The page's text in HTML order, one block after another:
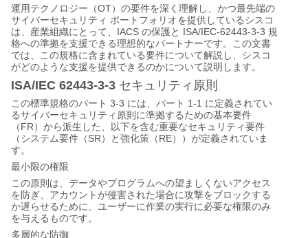
運用テクノロジー（OT）の要件を深く理解し、かつ最先端の
サイバーセキュリティ ポートフォリオを提供しているシスコ
は、産業組織にとって、 IACS の保護と ISA/IEC-62443-3-3 規
格への準拠を支援できる理想的なパートナーです。この文書
では、この規格に含まれている要件について解説し、シスコ
がどのような支援を提供できるのかについて説明します。
ISA/IEC 62443-3-3 セキュリティ原則
この標準規格のパート 3-3 には、パート 1-1 に定義されてい
るサイバーセキュリティ原則に準拠するための基本要件
（ FR ）から派生した、以下を含む重要なセキュリティ要件
（システム要件（ SR ）と強化策（ RE））が定義されていま
す。
最小限の権限
この原則は、データやプログラムへの望ましくないアクセス
を防ぎ、アカウントが侵害された場合に攻撃をブロックする
か遅らせるために、ユーザーに作業の実行に必要な権限のみ
を与えるものです。
多層的な防御